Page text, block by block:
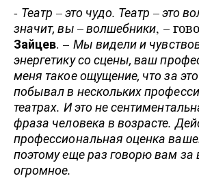
- Театр –это чудо. Театр –это
значит, вы –волшебники, –
Зайцев. – Мы видели и
энергетику со сцены, ваш
меня такое ощущение, что за
побывал в нескольких
театрах. И это не
фраза человека в возрасте.
профессиональная оценка
поэтому еще раз говорю вам за
огромное.